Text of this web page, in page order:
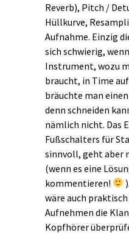
Reverb), Pitch /
Hüllkurve,
Aufnahme. Einzig
sich schwierig,
Instrument, wozu
braucht, in Time
bräuchte man
denn schneiden
nämlich nicht. Das
Fußschalters für
sinnvoll, geht aber
(wenn es eine
kommentieren!
wäre auch
Aufnehmen die
Kopfhörer